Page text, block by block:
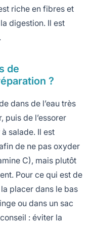
riche en fibres et
digestion. Il est
de
?
dans de l’eau très
puis de l’essorer
salade. Il est
de ne pas oxyder
C), mais plutôt
Pour ce qui est de
placer dans le bas
ou dans un sac
: éviter la